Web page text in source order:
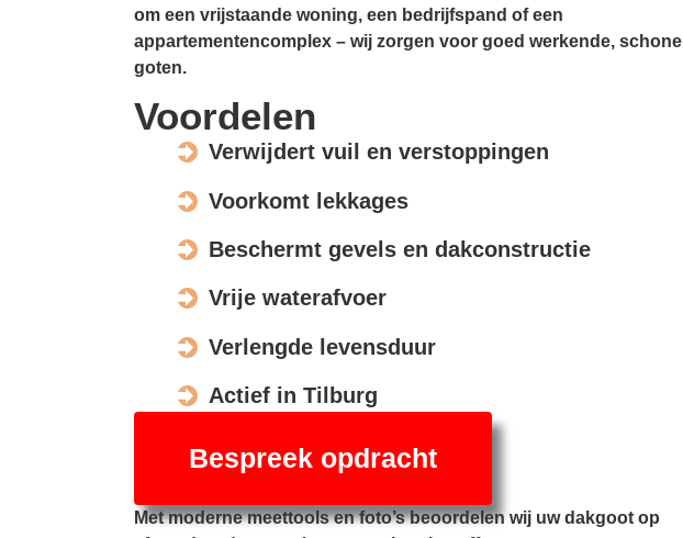
om een vrijstaande woning, een bedrijfspand of een
appartementencomplex – wij zorgen voor goed werkende, schone
goten.
Voordelen
Verwijdert vuil en verstoppingen
Voorkomt lekkages
Beschermt gevels en dakconstructie
Vrije waterafvoer
Verlengde levensduur
Actief in Tilburg
Bespreek opdracht
Met moderne meettools en foto’s beoordelen wij uw dakgoot op